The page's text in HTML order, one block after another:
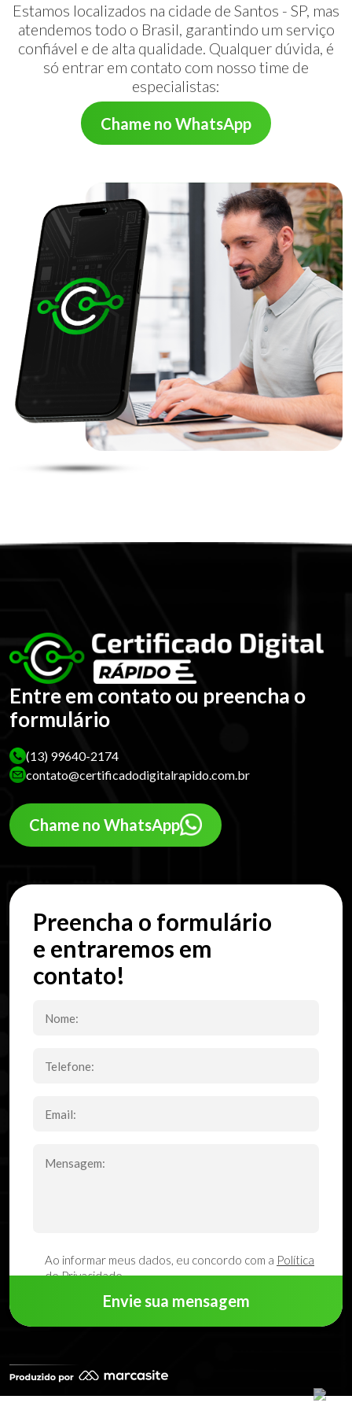
Estamos localizados na cidade de Santos - SP, mas
atendemos todo o Brasil, garantindo um serviço
confiável e de alta qualidade. Qualquer dúvida, é
só entrar em contato com nosso time de
especialistas:
Chame no WhatsApp
Entre em contato ou preencha o
formulário
(13) 99640-2174
contato@certificadodigitalrapido.com.br
Chame no WhatsApp
Preencha o formulário
e entraremos em
contato!
Ao informar meus dados, eu concordo com a Política
de Privacidade